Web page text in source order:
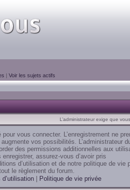
| Voir les sujets actifs
L’administrateur exige que
vous connecter. L’enregistrement ne
vos possibilités. L’administrateur
des permissions additionnelles aux
assurez-vous d’avoir pris
d’utilisation et de notre politique de vie
le règlement du forum.
Politique de vie privée